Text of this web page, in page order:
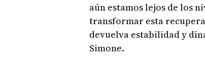
aún estamos lejos de los
transformar esta
devuelva estabilidad y
Simone.